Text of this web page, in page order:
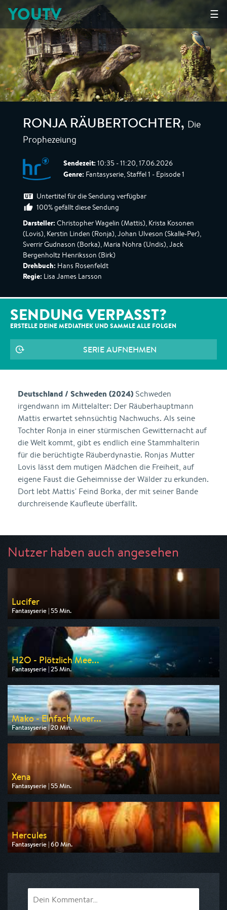
☰
YOUTV
RONJA RÄUBERTOCHTER, Die
Prophezeiung
Sendezeit: 10:35 - 11:20, 17.06.2026
Genre: Fantasyserie, Staffel 1 - Episode 1
Untertitel für die Sendung verfügbar
100% gefällt diese Sendung
Darsteller: Christopher Wagelin (Mattis), Krista Kosonen
(Lovis), Kerstin Linden (Ronja), Johan Ulveson (Skalle-Per),
Sverrir Gudnason (Borka), Maria Nohra (Undis), Jack
Bergenholtz Henriksson (Birk)
Drehbuch: Hans Rosenfeldt
Regie: Lisa James Larsson
SENDUNG VERPASST?
ERSTELLE DEINE MEDIATHEK UND SAMMLE ALLE FOLGEN
SERIE AUFNEHMEN
Deutschland / Schweden (2024) Schweden
irgendwann im Mittelalter: Der Räuberhauptmann
Mattis erwartet sehnsüchtig Nachwuchs. Als seine
Tochter Ronja in einer stürmischen Gewitternacht auf
die Welt kommt, gibt es endlich eine Stammhalterin
für die berüchtigte Räuberdynastie. Ronjas Mutter
Lovis lässt dem mutigen Mädchen die Freiheit, auf
eigene Faust die Geheimnisse der Wälder zu erkunden.
Dort lebt Mattis' Feind Borka, der mit seiner Bande
durchreisende Kaufleute überfällt.
Nutzer haben auch angesehen
Lucifer
Fantasyserie | 55 Min.
Ausgestrahlt von Super RTL
am 09.08.2026, 20:15
H2O - Plötzlich Mee...
Fantasyserie | 25 Min.
Ausgestrahlt von ZDF neo
am 10.08.2026, 06:35
Mako - Einfach Meer...
Fantasyserie | 20 Min.
Ausgestrahlt von ZDF neo
am 11.08.2026, 06:55
Xena
Fantasyserie | 55 Min.
Ausgestrahlt von Tele 5
am 08.08.2026, 17:30
Hercules
Fantasyserie | 60 Min.
Ausgestrahlt von Tele 5